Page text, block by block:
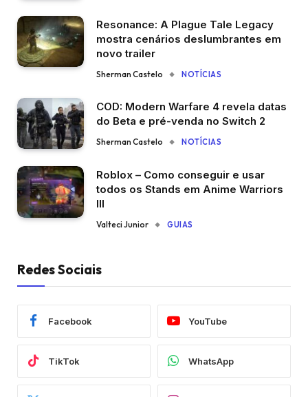
Resonance: A Plague Tale Legacy
mostra cenários deslumbrantes em
novo trailer
Sherman Castelo NOTÍCIAS
COD: Modern Warfare 4 revela datas
do Beta e pré-venda no Switch 2
Sherman Castelo NOTÍCIAS
Roblox – Como conseguir e usar
todos os Stands em Anime Warriors
III
Valteci Junior GUIAS
Redes Sociais
Facebook YouTube
TikTok WhatsApp